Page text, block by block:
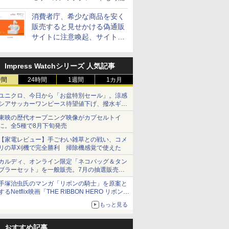
消費者庁、希少な商品を安く
販売すると見せかける偽通販
サイトに注意喚起、サイト名
Impress Watchシリーズ 人気記事
24時間 1週間 1カ月
ニクロ、今日から「お盆特別セール」。涼感
アサッカーワンピース待望値下げ、撥水ギア
ョーツは1990円に
映の歴代オープニング映像がカプセルトイ
。全5種で8月下旬発売
家電レビュー】手ごわい雑草との戦い、コメ
の草刈機で完全勝利 掃除機感覚で使えた
ルディ、オンライン限定「ネコバッグ＆タン
ラーセット」を一般販売。7月の抽選販売の
選無効分
塚治虫氏のマンガ「リボンの騎士」を原案と
るNetflix映画「THE RIBBON HERO リボンヒ
もっと見る